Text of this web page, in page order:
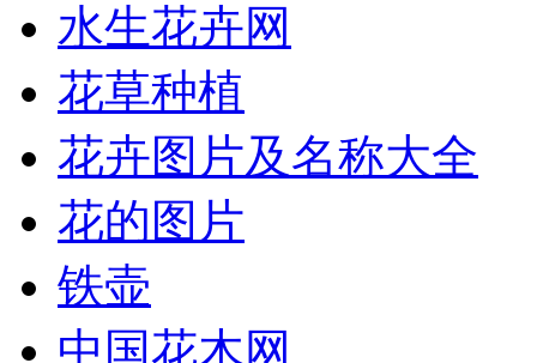
水生花卉网
花草种植
花卉图片及名称大全
花的图片
铁壶
中国花木网